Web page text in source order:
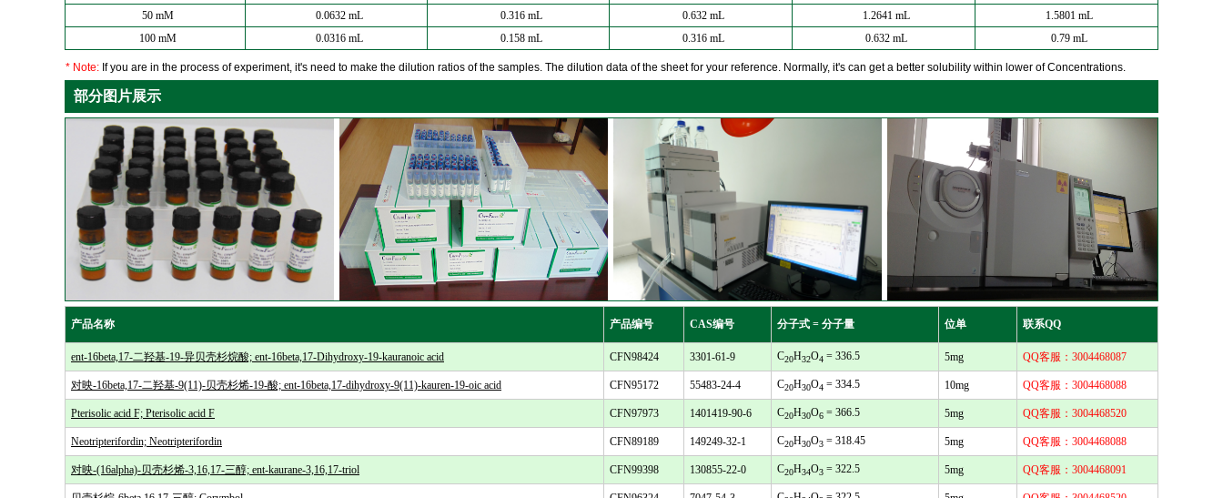
50 mM
0.0632 mL 0.316 mL 0.632 mL 1.2641 mL
1.5801 mL
100 mM
0.0316 mL 0.158 mL 0.316 mL 0.632 mL 0.79 mL
* Note: If you are in the process of experiment, it's need to make the dilution ratios of the samples. The dilution data of the sheet for your reference. Normally, it's can get a better solubility within lower of Concentrations.
部分图片展示
产品名称 产品编号 CAS编号 分子式 = 分子量 位单 联系QQ
ent-16beta,17-二羟基-19-异贝壳杉烷酸; ent-16beta,17-Dihydroxy-19-kauranoic acid CFN98424 3301-61-9 C20H32O4 = 336.5 5mg QQ客服：3004468087
对映-16beta,17-二羟基-9(11)-贝壳杉烯-19-酸; ent-16beta,17-dihydroxy-9(11)-kauren-19-oic acid CFN95172 55483-24-4 C20H30O4 = 334.5 10mg QQ客服：3004468088
Pterisolic acid F; Pterisolic acid F CFN97973 1401419-90-6 C20H30O6 = 366.5 5mg QQ客服：3004468520
Neotripterifordin; Neotripterifordin CFN89189 149249-32-1 C20H30O3 = 318.45 5mg QQ客服：3004468088
对映-(16alpha)-贝壳杉烯-3,16,17-三醇; ent-kaurane-3,16,17-triol CFN99398 130855-22-0 C20H34O3 = 322.5 5mg QQ客服：3004468091